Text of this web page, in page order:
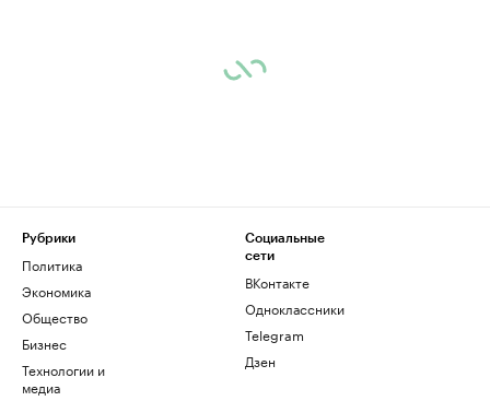
Рубрики
Политика
Экономика
Общество
Бизнес
Технологии и
медиа
Социальные
сети
ВКонтакте
Одноклассники
Telegram
Дзен